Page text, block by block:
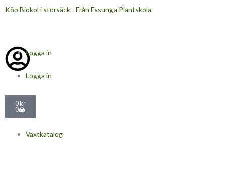
Hoppa
Köp Biokol i storsäck - Från Essunga Plantskola
Logga in
Logga in
0kr
0
Varukorg
Växtkatalog